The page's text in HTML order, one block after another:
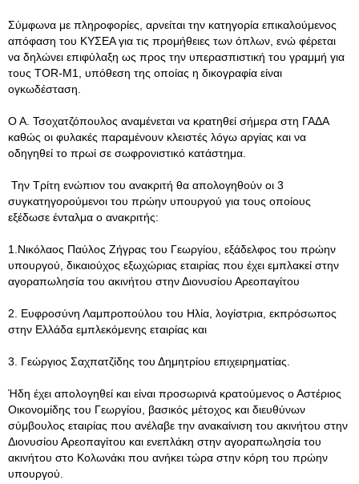
Σύμφωνα με πληροφορίες, αρνείται την κατηγορία επικαλούμενος
απόφαση του ΚΥΣΕΑ για τις προμήθειες των όπλων, ενώ φέρεται
να δηλώνει επιφύλαξη ως προς την υπερασπιστική του γραμμή για
τους TOR-M1, υπόθεση της οποίας η δικογραφία είναι
ογκωδέσταση.
Ο Α. Τσοχατζόπουλος αναμένεται να κρατηθεί σήμερα στη ΓΑΔΑ
καθώς οι φυλακές παραμένουν κλειστές λόγω αργίας και να
οδηγηθεί το πρωί σε σωφρονιστικό κατάστημα.
Την Τρίτη ενώπιον του ανακριτή θα απολογηθούν οι 3
συγκατηγορούμενοι του πρώην υπουργού για τους οποίους
εξέδωσε ένταλμα ο ανακριτής:
1.Νικόλαος Παύλος Ζήγρας του Γεωργίου, εξάδελφος του πρώην
υπουργού, δικαιούχος εξωχώριας εταιρίας που έχει εμπλακεί στην
αγοραπωλησία του ακινήτου στην Διονυσίου Αρεοπαγίτου
2. Ευφροσύνη Λαμπροπούλου του Ηλία, λογίστρια, εκπρόσωπος
στην Ελλάδα εμπλεκόμενης εταιρίας και
3. Γεώργιος Σαχπατζίδης του Δημητρίου επιχειρηματίας.
Ήδη έχει απολογηθεί και είναι προσωρινά κρατούμενος ο Αστέριος
Οικονομίδης του Γεωργίου, βασικός μέτοχος και διευθύνων
σύμβουλος εταιρίας που ανέλαβε την ανακαίνιση του ακινήτου στην
Διονυσίου Αρεοπαγίτου και ενεπλάκη στην αγοραπωλησία του
ακινήτου στο Κολωνάκι που ανήκει τώρα στην κόρη του πρώην
υπουργού.